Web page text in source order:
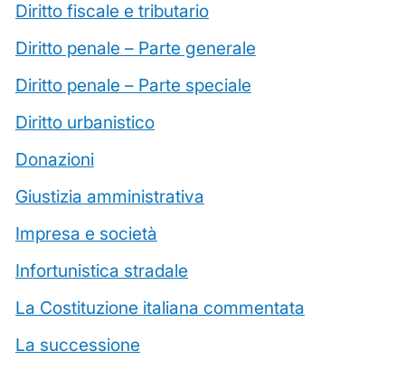
Diritto fiscale e tributario
Diritto penale – Parte generale
Diritto penale – Parte speciale
Diritto urbanistico
Donazioni
Giustizia amministrativa
Impresa e società
Infortunistica stradale
La Costituzione italiana commentata
La successione